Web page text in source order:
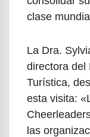
clase
La Dra.
directora del
Turística,
esta visita:
las